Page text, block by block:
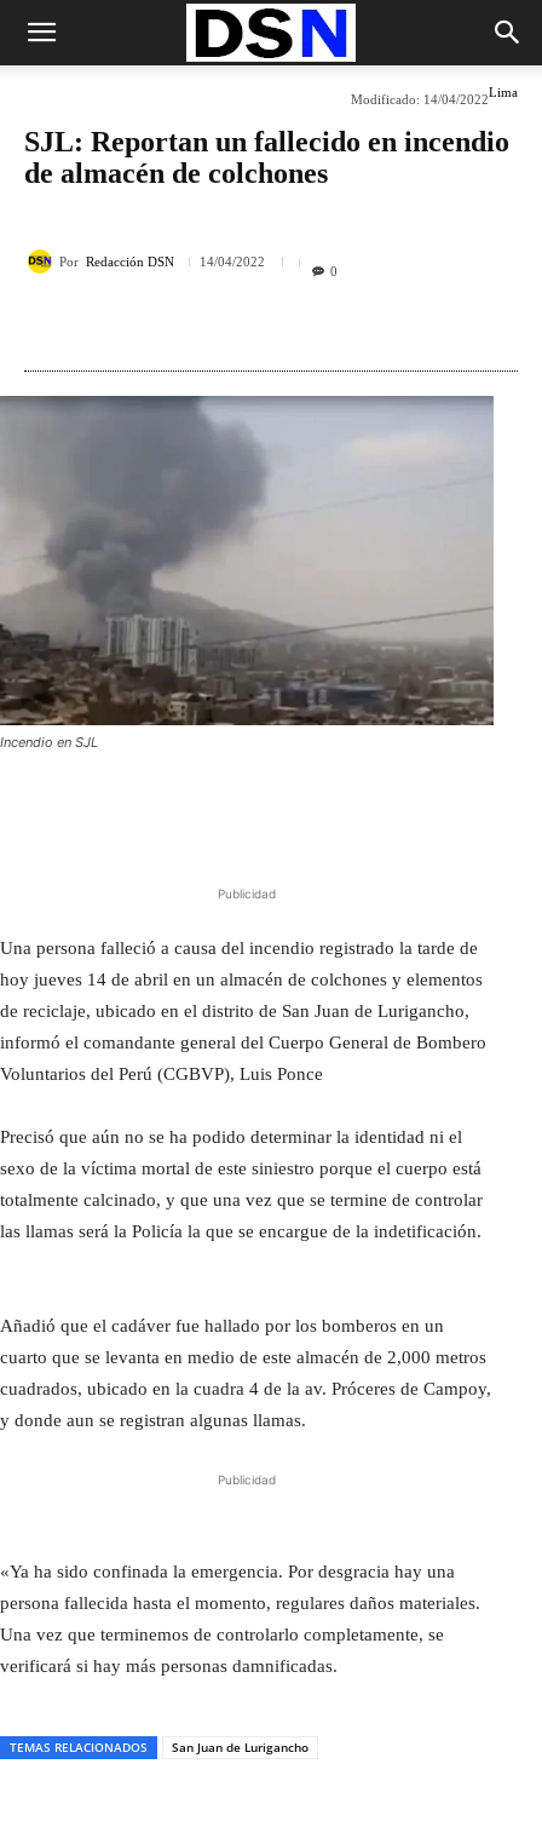
Lima
Modificado: 14/04/2022
SJL: Reportan un fallecido en incendio
de almacén de colchones
Por Redacción DSN 14/04/2022
0
Incendio en SJL
Publicidad
Una persona falleció a causa del incendio registrado la tarde de
hoy jueves 14 de abril en un almacén de colchones y elementos
de reciclaje, ubicado en el distrito de San Juan de Lurigancho,
informó el comandante general del Cuerpo General de Bombero
Voluntarios del Perú (CGBVP), Luis Ponce
Precisó que aún no se ha podido determinar la identidad ni el
sexo de la víctima mortal de este siniestro porque el cuerpo está
totalmente calcinado, y que una vez que se termine de controlar
las llamas será la Policía la que se encargue de la indetificación.
Añadió que el cadáver fue hallado por los bomberos en un
cuarto que se levanta en medio de este almacén de 2,000 metros
cuadrados, ubicado en la cuadra 4 de la av. Próceres de Campoy,
y donde aun se registran algunas llamas.
Publicidad
«Ya ha sido confinada la emergencia. Por desgracia hay una
persona fallecida hasta el momento, regulares daños materiales.
Una vez que terminemos de controlarlo completamente, se
verificará si hay más personas damnificadas.
TEMAS RELACIONADOS San Juan de Lurigancho